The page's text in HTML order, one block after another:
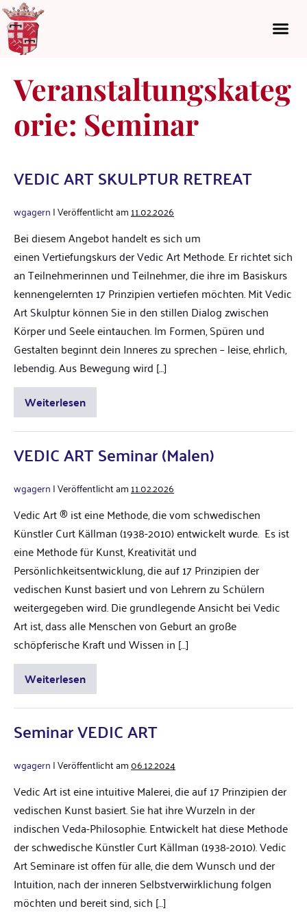
Veranstaltungskateg
orie: Seminar
VEDIC ART SKULPTUR RETREAT
wgagern |Veröffentlicht am 11.02.2026
Bei diesem Angebot handelt es sich um
einen Vertiefungskurs der Vedic Art Methode. Er richtet sich
an Teilnehmerinnen und Teilnehmer, die ihre im Basiskurs
kennengelernten 17 Prinzipien vertiefen möchten. Mit Vedic
Art Skulptur können Sie in den stillen Dialog zwischen
Körper und Seele eintauchen. Im Formen, Spüren und
Gestalten beginnt dein Inneres zu sprechen – leise, ehrlich,
lebendig. Aus Bewegung wird […]
Weiterlesen
VEDIC ART Seminar (Malen)
wgagern |Veröffentlicht am 11.02.2026
Vedic Art ® ist eine Methode, die vom schwedischen
Künstler Curt Källman (1938-2010) entwickelt wurde. Es ist
eine Methode für Kunst, Kreativität und
Persönlichkeitsentwicklung, die auf 17 Prinzipien der
vedischen Kunst basiert und von Lehrern zu Schülern
weitergegeben wird. Die grundlegende Ansicht bei Vedic
Art ist, dass alle Menschen von Geburt an große
schöpferische Kraft und Wissen in […]
Weiterlesen
Seminar VEDIC ART
wgagern |Veröffentlicht am06.12.2024
Vedic Art ist eine intuitive Malerei, die auf 17 Prinzipien der
vedischen Kunst basiert. Sie hat ihre Wurzeln in der
indischen Veda-Philosophie. Entwickelt hat diese Methode
der schwedische Künstler Curt Källman (1938-2010). Vedic
Art Seminare ist offen für alle, die dem Wunsch und der
Intuition, nach der inneren Selbstverwirklichung folgen
möchten und bereit sind, sich […]